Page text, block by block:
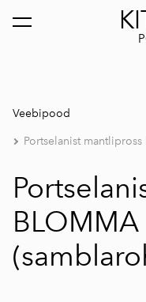
lisati ostukorvi.
Veebipood
Portselanist
BLOMMA